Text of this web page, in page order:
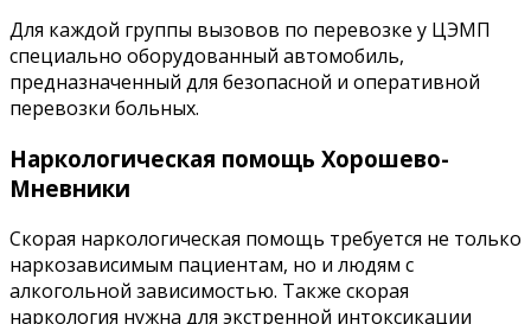
Для каждой группы вызовов по перевозке у ЦЭМП
специально оборудованный автомобиль,
предназначенный для безопасной и оперативной
перевозки больных.
Наркологическая помощь Хорошево-
Мневники
Скорая наркологическая помощь требуется не только
наркозависимым пациентам, но и людям с
алкогольной зависимостью. Также скорая
наркология нужна для экстренной интоксикации